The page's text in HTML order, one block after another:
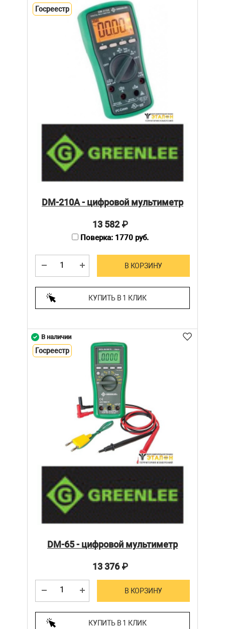
DM-210A - цифровой мультиметр
13 582₽
Поверка: 1770 руб.
В КОРЗИНУ
КУПИТЬ В 1 КЛИК
Госреестр
DM-65 - цифровой мультиметр
13 376₽
В КОРЗИНУ
КУПИТЬ В 1 КЛИК
В наличии
Госреестр